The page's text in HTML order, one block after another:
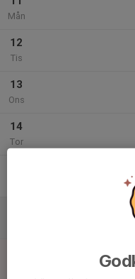
Mån
12
Tis
13
Ons
14
Tor
Träning
Sturegymnasiet/